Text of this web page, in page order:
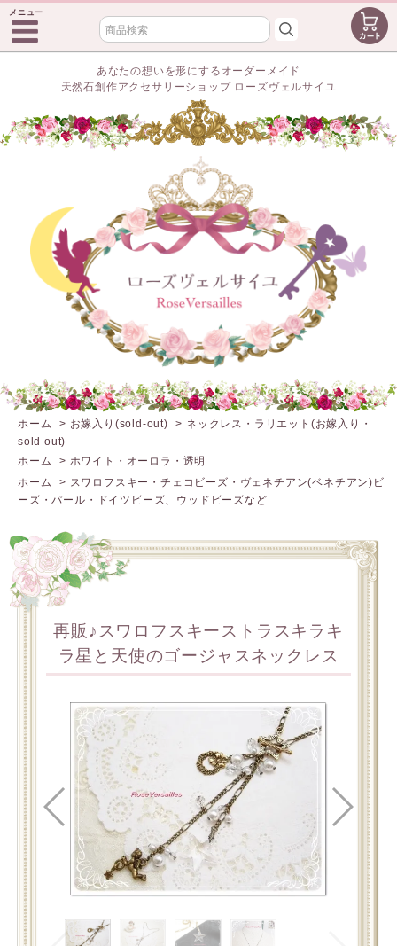
メニュー
あなたの想いを形にするオーダーメイド
天然石創作アクセサリーショップ ローズヴェルサイユ
ホーム > お嫁入り(sold-out) > ネックレス・ラリエット(お嫁入り・
sold out)
ホーム
> ホワイト・オーロラ・透明
ホーム
> スワロフスキー・チェコビーズ・ヴェネチアン(ベネチアン)ビ
ーズ・パール・ドイツビーズ、ウッドビーズなど
再販♪スワロフスキーストラスキラキ
ラ星と天使のゴージャスネックレス